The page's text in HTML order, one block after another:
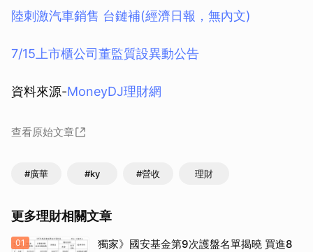
陸刺激汽車銷售 台鏈補(經濟日報，無內文)
7/15上市櫃公司董監質設異動公告
資料來源-MoneyDJ理財網
查看原始文章
#廣華 #ky #營收 理財
更多理財相關文章
01
獨家》國安基金第9次護盤名單揭曉 買進8